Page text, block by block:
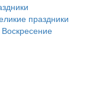
праздники